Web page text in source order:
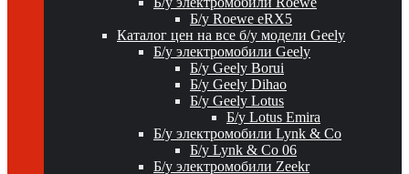
Б/у Roewe eRX5
Каталог цен на все б/у модели Geely
Б/у электромобили Geely
Б/у Geely Borui
Б/у Geely Dihao
Б/у Geely Lotus
Б/у Lotus Emira
Б/у электромобили Lynk & Co
Б/у Lynk & Co 06
Б/у электромобили Zeekr